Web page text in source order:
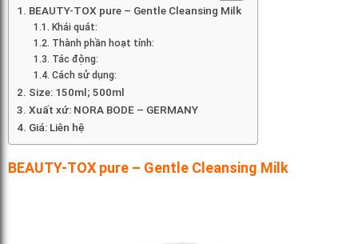
BEAUTY-TOX pure – Gentle Cleansing Milk
Khái quát:
Thành phần hoạt tính:
Tác động:
Cách sử dụng:
Size: 150ml; 500ml
Xuất xứ: NORA BODE – GERMANY
Giá: Liên hệ
BEAUTY-TOX pure – Gentle Cleansing Milk